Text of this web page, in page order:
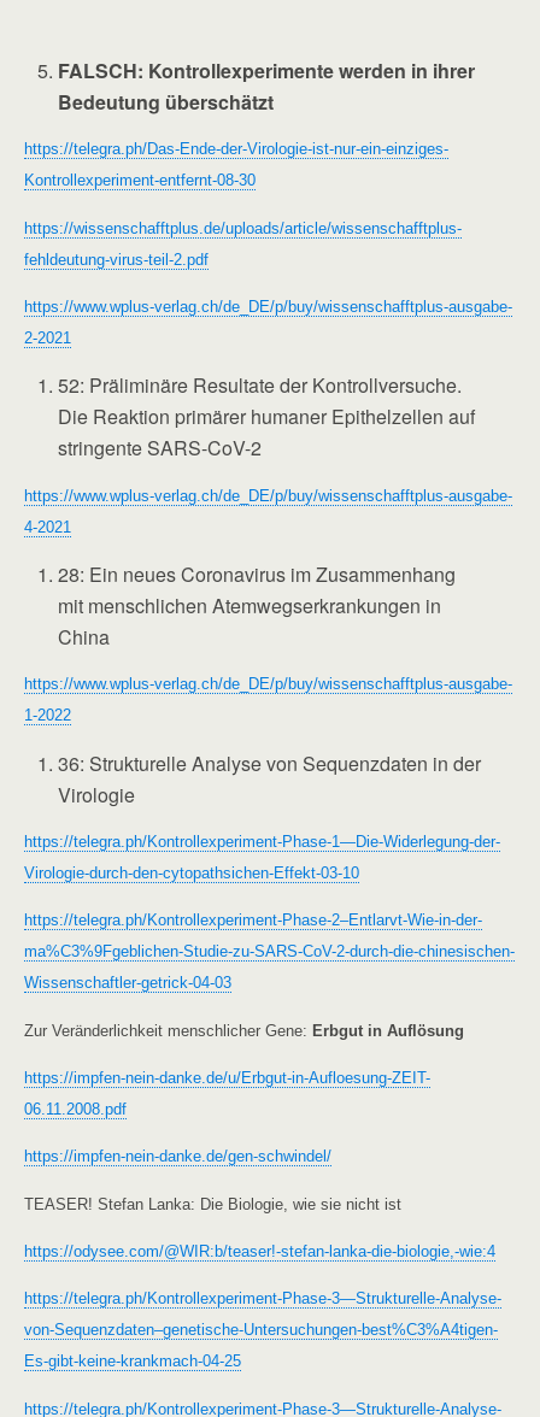
FALSCH: Kontrollexperimente werden in ihrer
Bedeutung überschätzt
https://telegra.ph/Das-Ende-der-Virologie-ist-nur-ein-einziges-
Kontrollexperiment-entfernt-08-30
https://wissenschafftplus.de/uploads/article/wissenschafftplus-
fehldeutung-virus-teil-2.pdf
https://www.wplus-verlag.ch/de_DE/p/buy/wissenschafftplus-ausgabe-
2-2021
52: Präliminäre Resultate der Kontrollversuche.
Die Reaktion primärer humaner Epithelzellen auf
stringente SARS-CoV-2
https://www.wplus-verlag.ch/de_DE/p/buy/wissenschafftplus-ausgabe-
4-2021
28: Ein neues Coronavirus im Zusammenhang
mit menschlichen Atemwegserkrankungen in
China
https://www.wplus-verlag.ch/de_DE/p/buy/wissenschafftplus-ausgabe-
1-2022
36: Strukturelle Analyse von Sequenzdaten in der
Virologie
https://telegra.ph/Kontrollexperiment-Phase-1—Die-Widerlegung-der-
Virologie-durch-den-cytopathsichen-Effekt-03-10
https://telegra.ph/Kontrollexperiment-Phase-2–Entlarvt-Wie-in-der-
ma%C3%9Fgeblichen-Studie-zu-SARS-CoV-2-durch-die-chinesischen-
Wissenschaftler-getrick-04-03
Zur Veränderlichkeit menschlicher Gene: Erbgut in Auflösung
https://impfen-nein-danke.de/u/Erbgut-in-Aufloesung-ZEIT-
06.11.2008.pdf
https://impfen-nein-danke.de/gen-schwindel/
TEASER! Stefan Lanka: Die Biologie, wie sie nicht ist
https://odysee.com/@WIR:b/teaser!-stefan-lanka-die-biologie,-wie:4
https://telegra.ph/Kontrollexperiment-Phase-3—Strukturelle-Analyse-
von-Sequenzdaten–genetische-Untersuchungen-best%C3%A4tigen-
Es-gibt-keine-krankmach-04-25
https://telegra.ph/Kontrollexperiment-Phase-3—Strukturelle-Analyse-